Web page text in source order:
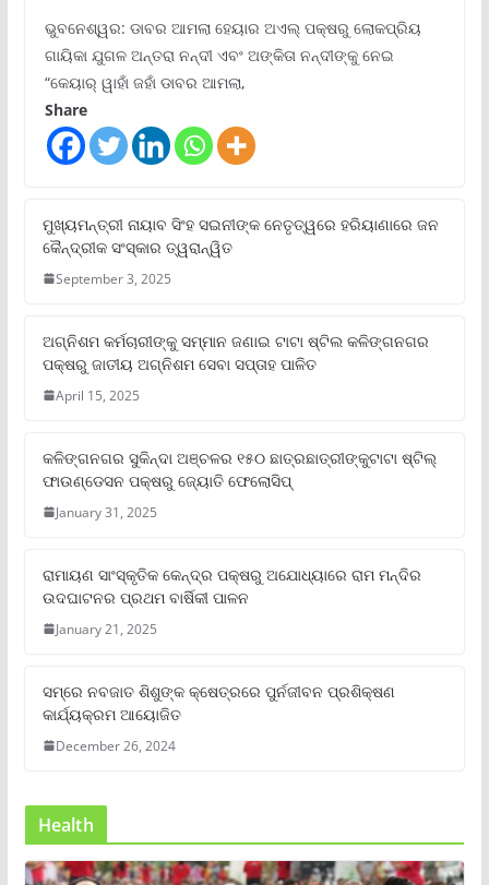
ଭୁବନେଶ୍ୱର: ଡାବର ଆମଲା ହେୟାର ଅଏଲ୍ ପକ୍ଷରୁ ଲୋକପ୍ରିୟ
ଗାୟିକା ଯୁଗଳ ଅନ୍ତରା ନନ୍ଦୀ ଏବଂ ଅଙ୍କିତା ନନ୍ଦୀଙ୍କୁ ନେଇ
“କେୟାର୍ ୱାହାଁ ଜହାଁ ଡାବର ଆମଲା,
Share
ମୁଖ୍ୟମନ୍ତ୍ରୀ ନାୟାବ ସିଂହ ସଇନୀଙ୍କ ନେତୃତ୍ୱରେ ହରିୟାଣାରେ ଜନ
କୈନ୍ଦ୍ରୀକ ସଂସ୍କାର ତ୍ୱରାନ୍ୱିତ
September 3, 2025
ଅଗ୍ନିଶମ କର୍ମଚାରୀଙ୍କୁ ସମ୍ମାନ ଜଣାଇ ଟାଟା ଷ୍ଟିଲ କଳିଙ୍ଗନଗର
ପକ୍ଷରୁ ଜାତୀୟ ଅଗ୍ନିଶମ ସେବା ସପ୍ତାହ ପାଳିତ
April 15, 2025
କଳିଙ୍ଗନଗର ସୁକିନ୍ଦା ଅଞ୍ଚଳର ୧୫୦ ଛାତ୍ରଛାତ୍ରୀଙ୍କୁଟାଟା ଷ୍ଟିଲ୍
ଫାଉଣ୍ଡେସନ ପକ୍ଷରୁ ଜ୍ୟୋତି ଫେଲୋସିପ୍‌
January 31, 2025
ରାମାୟଣ ସାଂସ୍କୃତିକ କେନ୍ଦ୍ର ପକ୍ଷରୁ ଅଯୋଧ୍ୟାରେ ରାମ ମନ୍ଦିର
ଉଦଘାଟନର ପ୍ରଥମ ବାର୍ଷିକୀ ପାଳନ
January 21, 2025
ସମ୍‌ରେ ନବଜାତ ଶିଶୁଙ୍କ କ୍ଷେତ୍ରରେ ପୁର୍ନଜୀବନ ପ୍ରଶିକ୍ଷଣ
କାର୍ଯ୍ୟକ୍ରମ ଆୟୋଜିତ
December 26, 2024
Health